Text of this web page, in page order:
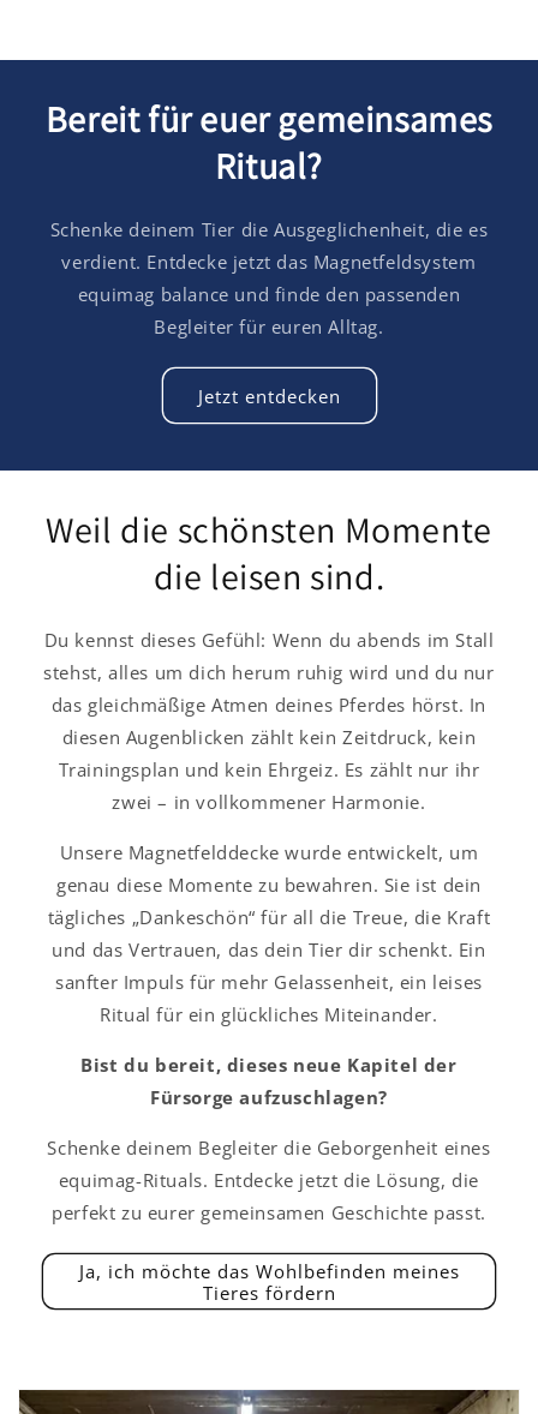
Bereit für euer gemeinsames
Ritual?
Schenke deinem Tier die Ausgeglichenheit, die es
verdient. Entdecke jetzt das Magnetfeldsystem
equimag balance und finde den passenden
Begleiter für euren Alltag.
Jetzt entdecken
Weil die schönsten Momente
die leisen sind.
Du kennst dieses Gefühl: Wenn du abends im Stall
stehst, alles um dich herum ruhig wird und du nur
das gleichmäßige Atmen deines Pferdes hörst. In
diesen Augenblicken zählt kein Zeitdruck, kein
Trainingsplan und kein Ehrgeiz. Es zählt nur ihr
zwei – in vollkommener Harmonie.
Unsere Magnetfelddecke wurde entwickelt, um
genau diese Momente zu bewahren. Sie ist dein
tägliches „Dankeschön“ für all die Treue, die Kraft
und das Vertrauen, das dein Tier dir schenkt. Ein
sanfter Impuls für mehr Gelassenheit, ein leises
Ritual für ein glückliches Miteinander.
Bist du bereit, dieses neue Kapitel der
Fürsorge aufzuschlagen?
Schenke deinem Begleiter die Geborgenheit eines
equimag-Rituals. Entdecke jetzt die Lösung, die
perfekt zu eurer gemeinsamen Geschichte passt.
Ja, ich möchte das Wohlbefinden meines
Tieres fördern